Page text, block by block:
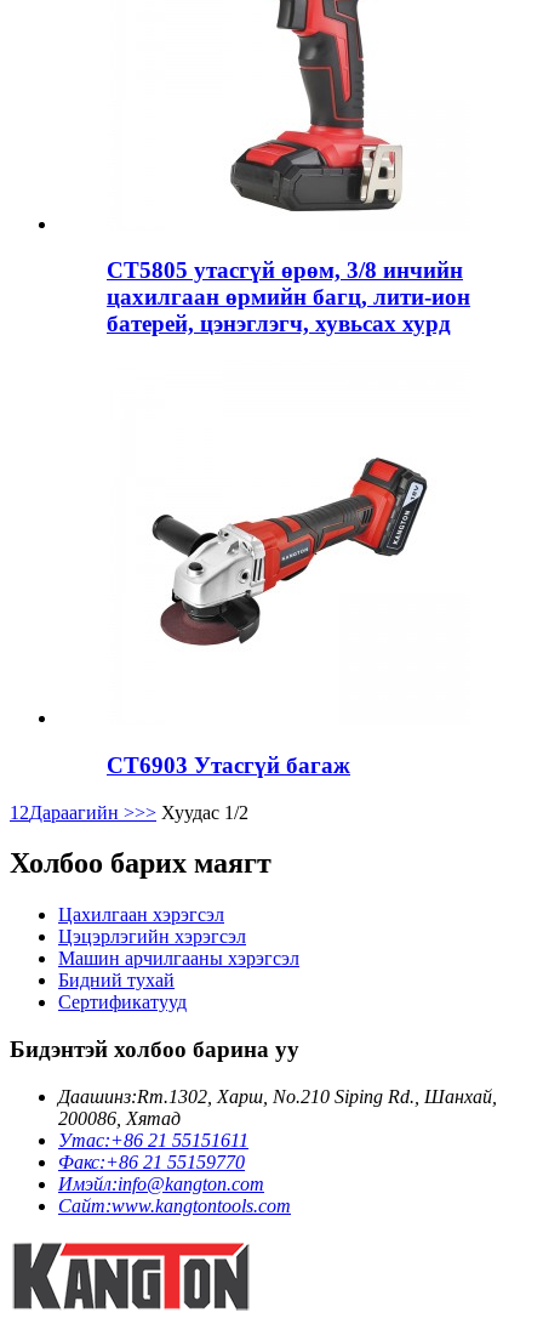
CT5805 утасгүй өрөм, 3/8 инчийн
цахилгаан өрмийн багц, лити-ион
батерей, цэнэглэгч, хувьсах хурд
CT6903 Утасгүй багаж
1 2Дараагийн >>> Хуудас 1/2
Холбоо барих маягт
Цахилгаан хэрэгсэл
Цэцэрлэгийн хэрэгсэл
Машин арчилгааны хэрэгсэл
Бидний тухай
Сертификатууд
Бидэнтэй холбоо барина уу
Даашинз:Rm.1302, Харш, No.210 Siping Rd., Шанхай,
200086, Хятад
Утас:+86 21 55151611
Факс:+86 21 55159770
Имэйл:info@kangton.com
Сайт:www.kangtontools.com